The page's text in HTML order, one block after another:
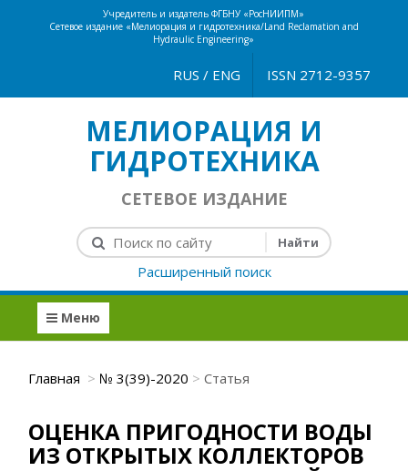
Учредитель и издатель ФГБНУ «РосНИИПМ»
Сетевое издание «Мелиорация и гидротехника/Land Reclamation and
Hydraulic Engineering»
ISSN 2712-9357
RUS / ENG
МЕЛИОРАЦИЯ И
ГИДРОТЕХНИКА
СЕТЕВОЕ ИЗДАНИЕ
Расширенный поиск
Меню
Главная № 3(39)-2020 Статья
ОЦЕНКА ПРИГОДНОСТИ ВОДЫ
ИЗ ОТКРЫТЫХ КОЛЛЕКТОРОВ